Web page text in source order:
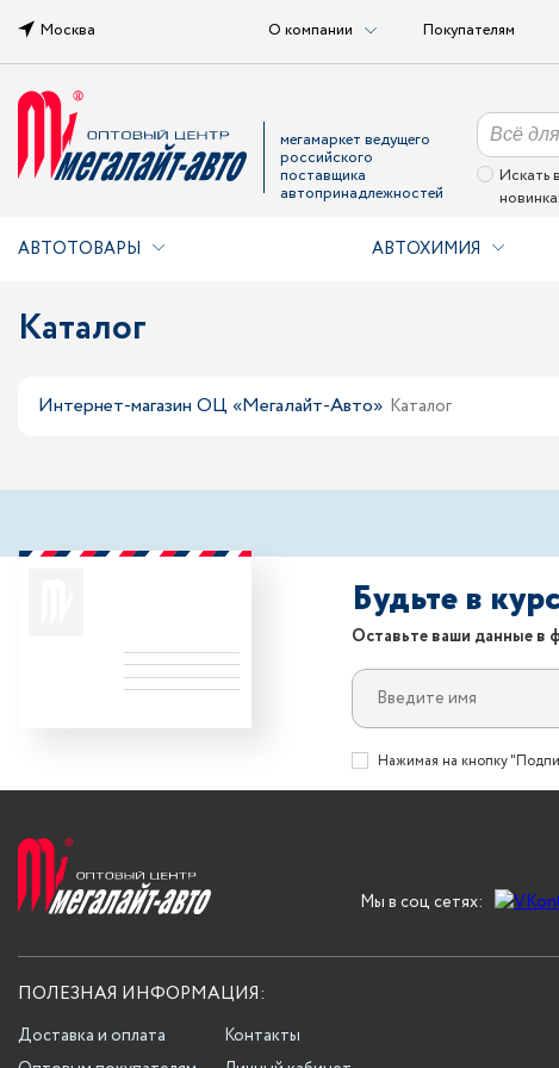
Москва О компании Покупателям
мегамаркет ведущего
российского
поставщика
автопринадлежностей
Искать в
АВТОТОВАРЫ АВТОХИМИЯ
Каталог
Интернет-магазин ОЦ «Мегалайт-Авто» Каталог
Будьте в
Оставьте ваши данные в
Нажимая на кнопку
Мы в соц сетях:
ПОЛЕЗНАЯ ИНФОРМАЦИЯ:
Доставка и оплата
Контакты